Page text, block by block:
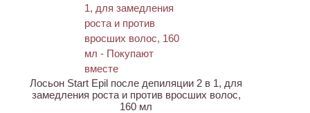
Лосьон Start Epil после депиляции 2 в 1, для
замедления роста и против вросших волос,
160 мл